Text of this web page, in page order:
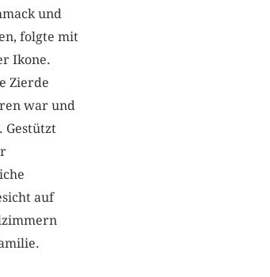
und
folgte mit
Ikone.
Zierde
war und
Gestützt
auf